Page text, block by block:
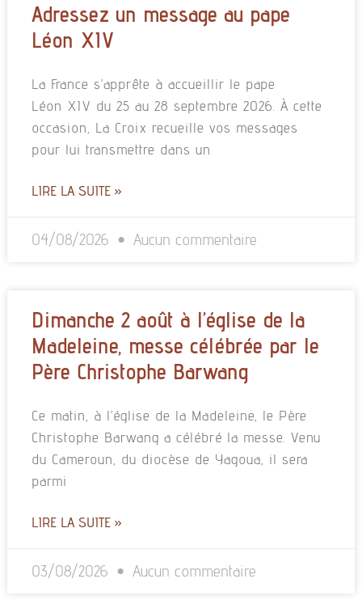
Adressez un message au pape
Léon XIV
La France s’apprête à accueillir le pape
Léon XIV du 25 au 28 septembre 2026. À cette
occasion, La Croix recueille vos messages
pour lui transmettre dans un
LIRE LA SUITE »
04/08/2026 Aucun commentaire
Dimanche 2 août à l’église de la
Madeleine, messe célébrée par le
Père Christophe Barwang
Ce matin, à l’église de la Madeleine, le Père
Christophe Barwang a célébré la messe. Venu
du Cameroun, du diocèse de Yagoua, il sera
parmi
LIRE LA SUITE »
03/08/2026 Aucun commentaire